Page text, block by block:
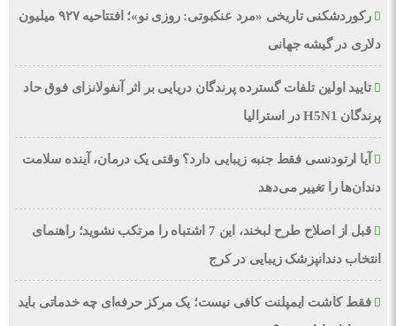
رکوردشکنی تاریخی «مرد عنکبوتی: روزی نو»؛ افتتاحیه ۹۲۷ میلیون
دلاری در گیشه جهانی
تایید اولین تلفات گسترده پرندگان دریایی بر اثر آنفولانزای فوق حاد
پرندگان H5N1 در استرالیا
آیا ارتودنسی فقط جنبه زیبایی دارد؟ وقتی یک درمان، آینده سلامت
دندان‌ها را تغییر می‌دهد
قبل از اصلاح طرح لبخند، این 7 اشتباه را مرتکب نشوید؛ راهنمای
انتخاب دندانپزشک زیبایی در کرج
فقط کاشت ایمپلنت کافی نیست؛ یک مرکز حرفه‌ای چه خدماتی باید